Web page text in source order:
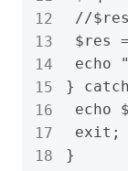
//
$res
echo "
}
echo
exit;
}